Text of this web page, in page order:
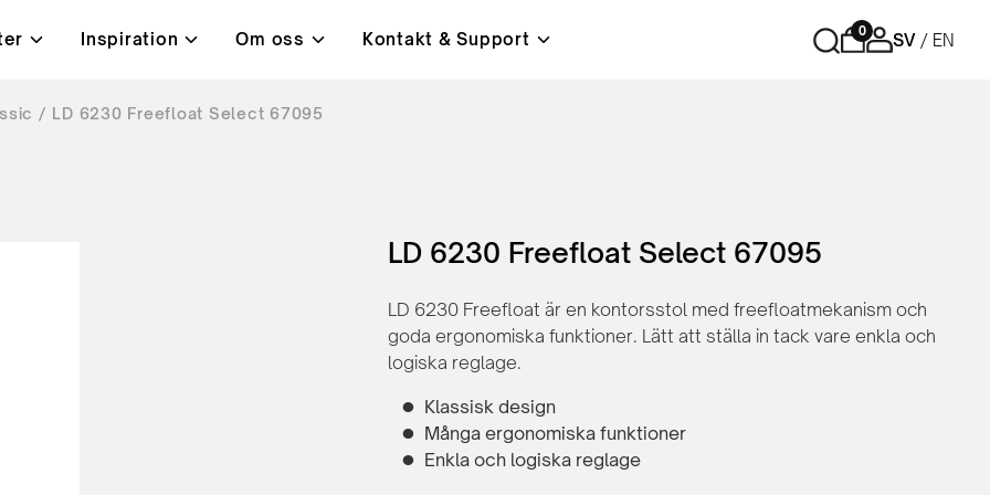
Bord
Café- och lunchrumsbord
Skåp med skjutdörrar
Bokhyllor
Personlig förvaring
Inspiration
Kundcase
Om oss
kvalitet & miljö Lanab 24H - Alltid på lager
Kontakt & Support
Kontakt
0 SV EN
LD 6230 Freefloat Select 67095
LD 6230 Freefloat Select 67095
LD 6230 Freefloat är en kontorsstol med freefloatmekanism och
goda ergonomiska funktioner. Lätt att ställa in tack vare enkla och
logiska reglage.
Klassisk design
Många ergonomiska funktioner
Enkla och logiska reglage